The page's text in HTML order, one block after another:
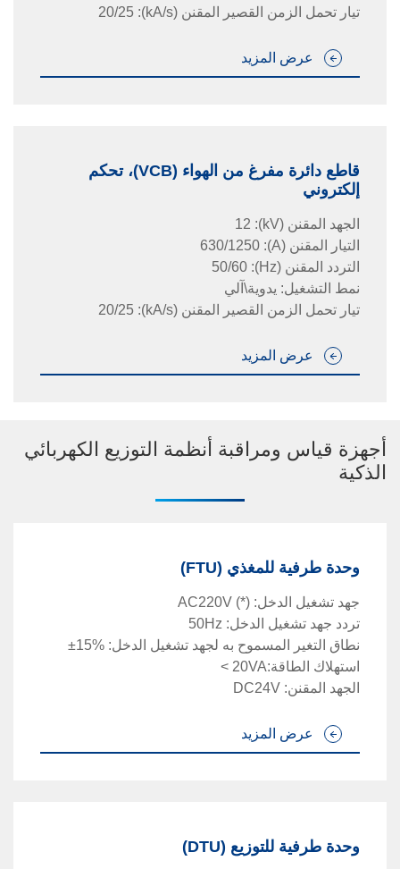
تيار تحمل الزمن القصير المقنن (kA/s)
:
20/25
عرض المزيد
قاطع دائرة مفرغ من الهواء (VCB)، تحكم
إلكتروني
الجهد المقنن (kV)
:
التيار المقنن (A)
:
630/1250
التردد المقنن (Hz)
:
50/60
نمط التشغيل: يدوية\آلي
تيار تحمل الزمن القصير المقنن (kA/s)
:
20/25
عرض المزيد
أجهزة قياس ومراقبة أنظمة التوزيع الكهربائي
الذكية
وحدة طرفية للمغذي (FTU)
جهد تشغيل الدخل:
AC220V (*)
تردد جهد تشغيل الدخل:
50Hz
نطاق التغير المسموح به لجهد تشغيل الدخل:
±15%
استهلاك الطاقة:
< 20VA
الجهد المقنن:
عرض المزيد
وحدة طرفية للتوزيع (DTU)